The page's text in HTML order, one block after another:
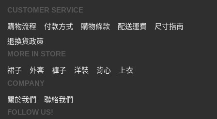
CUSTOMER SERVICE
購物流程
付款方式 購物條款 配送運費
尺寸指南
退換貨政策
MORE IN STORE
裙子
外套 褲子 洋裝 背心
上衣
COMPANY
關於我們
聯絡我們
FOLLOW US!